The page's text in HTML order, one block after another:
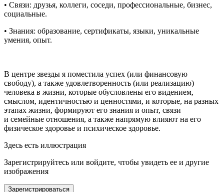
• Связи: друзья, коллеги, соседи, профессиональные, бизнес,
социальные.
• Знания: образование, сертификаты, языки, уникальные
умения, опыт.
В центре звезды я поместила успех (или финансовую
свободу), а также удовлетворенность (или реализацию)
человека в жизни, которые обусловлены его видением,
смыслом, идентичностью и ценностями, и которые, на разных
этапах жизни, формируют его знания и опыт, связи
и семейные отношения, а также напрямую влияют на его
физическое здоровье и психическое здоровье.
Здесь есть иллюстрация
Зарегистрируйтесь или войдите, чтобы увидеть ее и другие
изображения
Зарегистрироваться